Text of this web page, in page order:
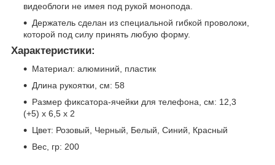
видеоблоги не имея под рукой монопода.
Держатель сделан из специальной гибкой проволоки,
которой под силу принять любую форму.
Характеристики:
Материал: алюминий, пластик
Длина рукоятки, см: 58
Размер фиксатора-ячейки для телефона, см: 12,3
(+5) х 6,5 х 2
Цвет: Розовый, Черный, Белый, Синий, Красный
Вес, гр: 200